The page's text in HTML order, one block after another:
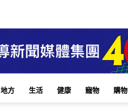
地方 生活 健康 寵物 購物